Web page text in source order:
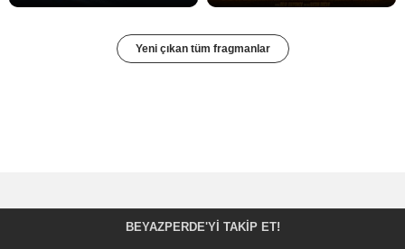
Yeni çıkan tüm fragmanlar
BEYAZPERDE'YI TAKIP ET!